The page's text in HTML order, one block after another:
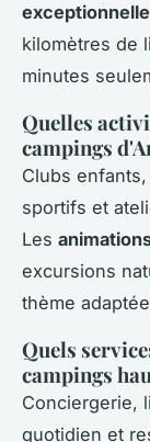
exceptionnelle
kilomètres de
minutes
Quelles
campings
Clubs
sportifs et
Les
excursions
thème
Quels
campings
Conciergerie,
quotidien et